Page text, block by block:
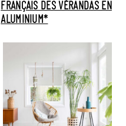
FRANÇAIS DES VÉRANDAS EN
ALUMINIUM*